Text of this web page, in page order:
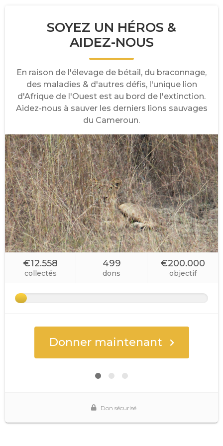
SOYEZ UN HÉROS &
AIDEZ-NOUS
En raison de l'élevage de bétail, du braconnage,
des maladies & d'autres défis, l'unique lion
d'Afrique de l'Ouest est au bord de l'extinction.
Aidez-nous à sauver les derniers lions sauvages
du Cameroun.
€12.558
collectés
499
dons
€200.000
objectif
Donner maintenant
Don sécurisé